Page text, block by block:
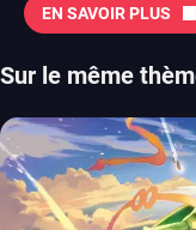
EN SAVOIR PLUS
Sur le même